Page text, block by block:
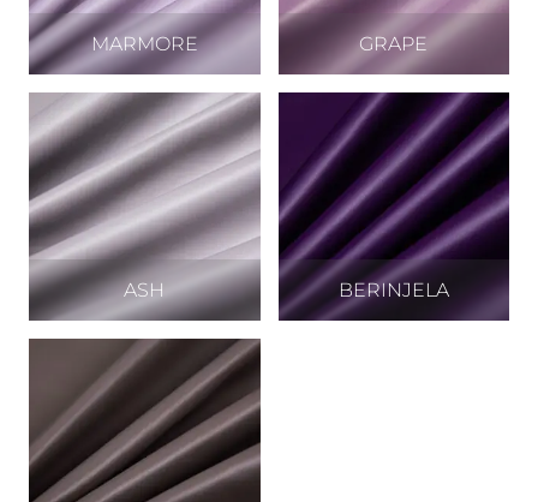
MARMORE GRAPE
ASH BERINJELA